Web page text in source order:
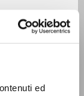
ed
AVANZADA »